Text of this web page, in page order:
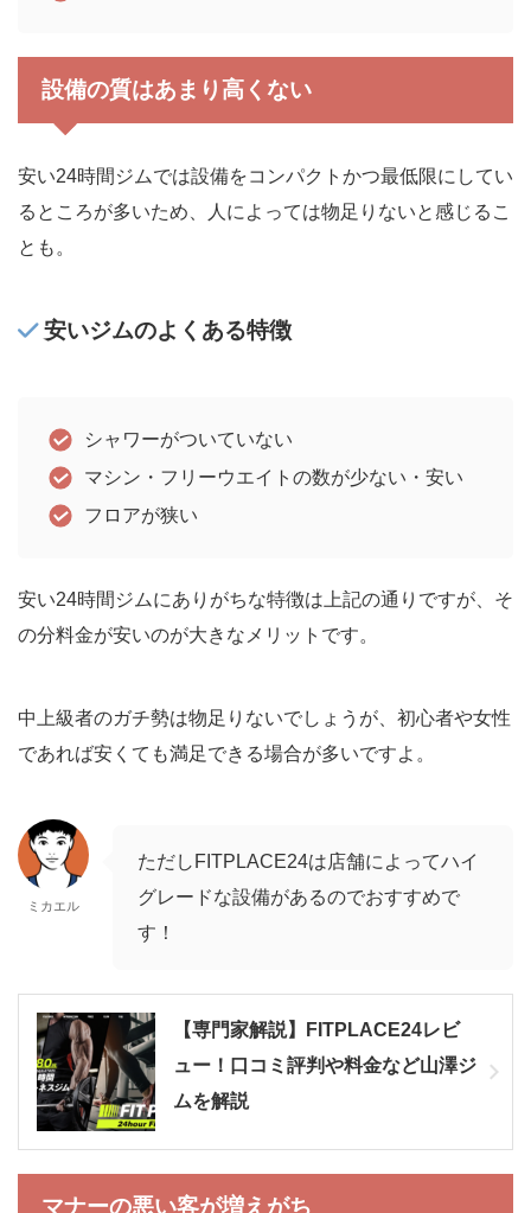
設備の質はあまり高くない
安い24時間ジムでは設備をコンパクトかつ最低限にしてい
るところが多いため、人によっては物足りないと感じるこ
とも。
安いジムのよくある特徴
シャワーがついていない
マシン・フリーウエイトの数が少ない・安い
フロアが狭い
安い24時間ジムにありがちな特徴は上記の通りですが、そ
の分料金が安いのが大きなメリットです。
中上級者のガチ勢は物足りないでしょうが、初心者や女性
であれば安くても満足できる場合が多いですよ。
ミカエル
ただしFITPLACE24は店舗によってハイ
グレードな設備があるのでおすすめで
す！
【専門家解説】FITPLACE24レビ
ュー！口コミ評判や料金など山澤ジ
ムを解説
マナーの悪い客が増えがち